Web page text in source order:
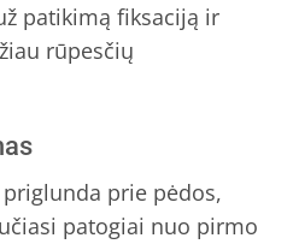
patikimą fiksaciją ir
rūpesčių
prie pėdos,
patogiai nuo pirmo